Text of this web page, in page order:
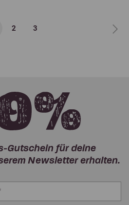
2 3
Gutschein für deine
Newsletter erhalten.